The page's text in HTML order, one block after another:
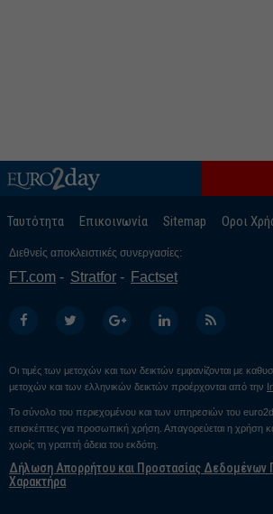
Ταυτότητα Επικοινωνία Sitemap Οροι
Διεθνείς αποκλειστικές συνεργασίες:
FT.com Stratfor Factset
Οι τιμές των μετοχών και των δεικτών εμφανίζονται με
μετοχών και των ελληνικών δεικτών προέρχονται από την
Το σύνολο του περιεχομένου και των υπηρεσιών του
επισκέπτες για προσωπική χρήση. Απαγορεύεται η χρήση
χωρίς τη γραπτή άδεια του εκδότη.
Δήλωση Απορρήτου και Προστασίας Δεδομένων
Χαρακτήρα